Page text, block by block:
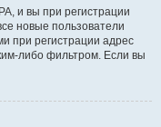
и вы при регистрации
новые пользователи
при регистрации адрес
либо фильтром. Если вы